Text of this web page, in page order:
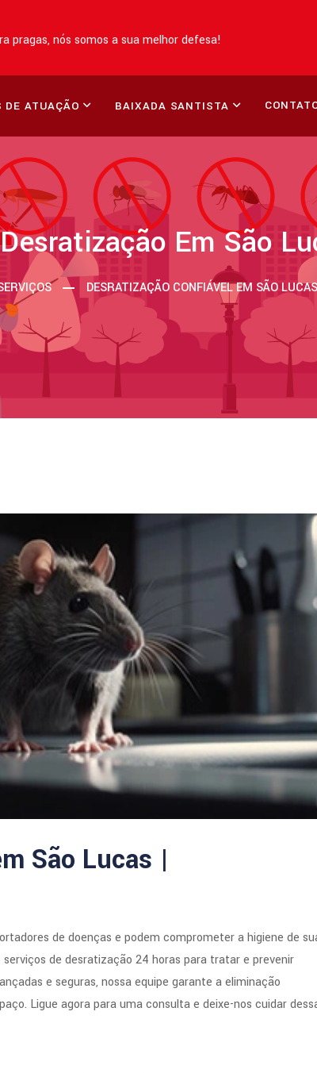
pragas, nós somos a sua melhor defesa!
DE ATUAÇÃO BAIXADA SANTISTA
Desratização Em São
DESRATIZAÇÃO CONFIÁVEL EM SÃO
São Lucas |
de doenças e podem comprometer a higiene de
de desratização 24 horas para tratar e prevenir
e seguras, nossa equipe garante a eliminação
Ligue agora para uma consulta e deixe-nos cuidar